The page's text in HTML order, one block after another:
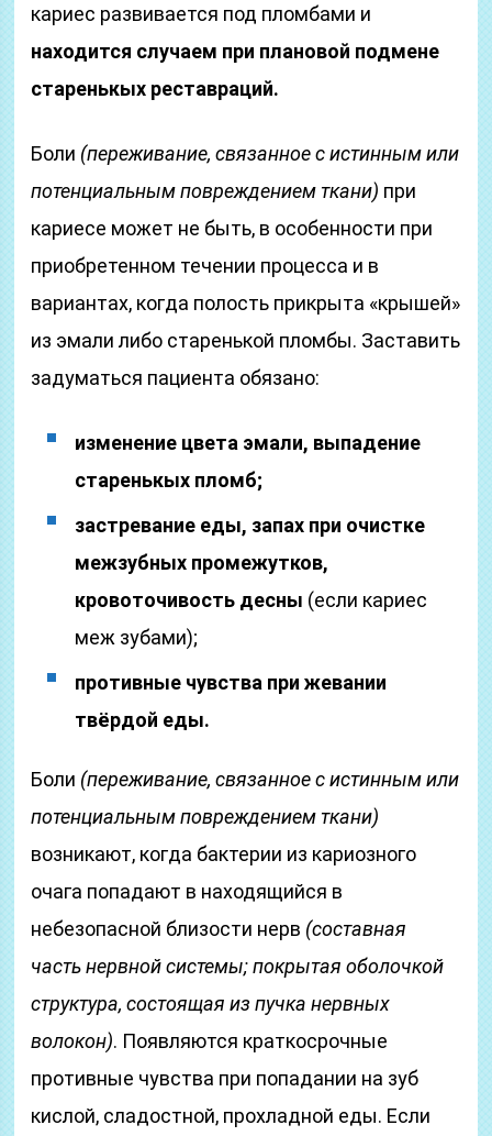
кариес развивается под пломбами и
находится случаем при плановой подмене
старенькых реставраций.
Боли (переживание, связанное с истинным или
потенциальным повреждением ткани) при
кариесе может не быть, в особенности при
приобретенном течении процесса и в
вариантах, когда полость прикрыта «крышей»
из эмали либо старенькой пломбы. Заставить
задуматься пациента обязано:
изменение цвета эмали, выпадение
старенькых пломб;
застревание еды, запах при очистке
межзубных промежутков,
кровоточивость десны (если кариес
меж зубами);
противные чувства при жевании
твёрдой еды.
Боли (переживание, связанное с истинным или
потенциальным повреждением ткани)
возникают, когда бактерии из кариозного
очага попадают в находящийся в
небезопасной близости нерв (составная
часть нервной системы; покрытая оболочкой
структура, состоящая из пучка нервных
волокон). Появляются краткосрочные
противные чувства при попадании на зуб
кислой, сладостной, прохладной еды. Если